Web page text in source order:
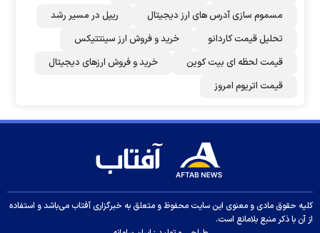
مسموم سازی آدرس های ارز دیجیتال
ریپل در مسیر رشد
تحلیل قیمت کاردانو
خرید و فروش ارز سینتتیکس
قیمت لحظه ای بیت کوین
خرید و فروش ارزهای دیجیتال
قیمت اتریوم امروز
کلیه حقوق مادی و معنوی این سایت محفوظ و متعلق به خبرگزاری آفتاب می‌باشد و استفاده
از آن با ذکر منبع بلامانع است.